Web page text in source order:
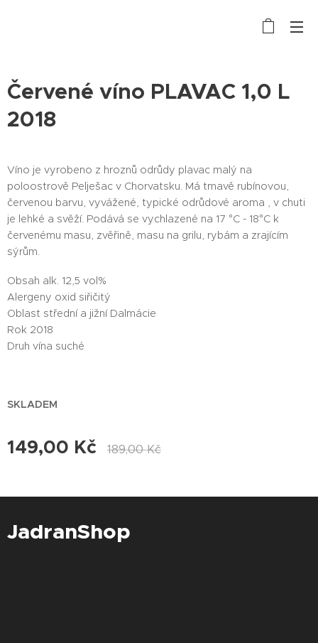
Červené víno PLAVAC 1,0 L
2018
Víno je vyrobeno z hroznů odrůdy plavac malý na
poloostrově Pelješac v Chorvatsku. Má tmavě rubínovou,
červenou barvu, vyvážené, typické odrůdové aroma , v chuti
je lehké a svěží. Podává se vychlazené na 17 °C - 18°C k
červenému masu, zvěřině, masu na grilu, rybám a zrajícím
sýrům.
Obsah alk. 12,5 vol%
Alergeny oxid siřičitý
Oblast střední a jižní Dalmácie
Rok 2018
Druh vína suché
SKLADEM
149,00 Kč 189,00Kč
JadranShop